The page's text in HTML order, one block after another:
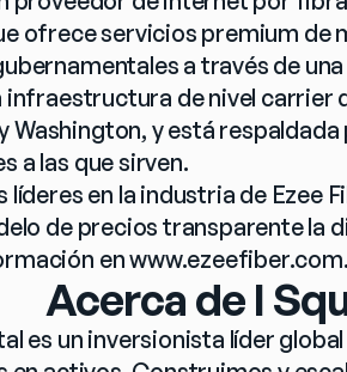
ofrece servicios premium de
a través de
infraestructura de nivel carrier
Washington, y está
a las que sirven.
líderes en la industria de Ezee
de precios transparente la
en www.ezeefiber.com.
Acerca de I
es un inversionista líder